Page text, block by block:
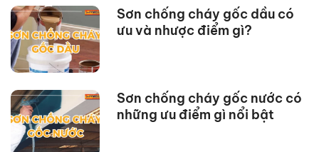
Sơn chống cháy gốc dầu có
ưu và nhược điểm gì?
Sơn chống cháy gốc nước có
những ưu điểm gì nổi bật